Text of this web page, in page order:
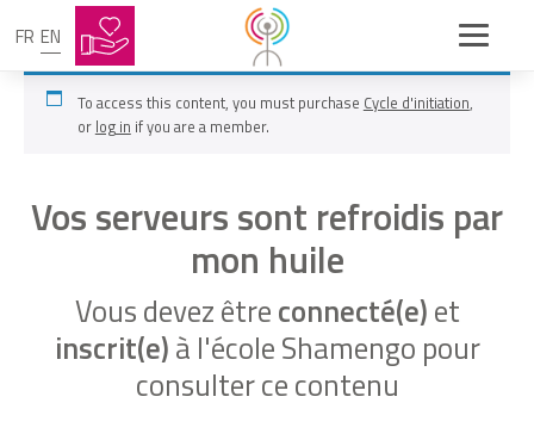
FR EN
To access this content, you must purchase Cycle d'initiation,
or log in if you are a member.
Vos serveurs sont refroidis par
mon huile
Vous devez êtreconnecté(e)et
inscrit(e)à l'école Shamengo pour
consulter ce contenu